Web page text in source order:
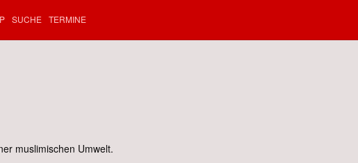
SUCHE TERMINE
muslimischen Umwelt.